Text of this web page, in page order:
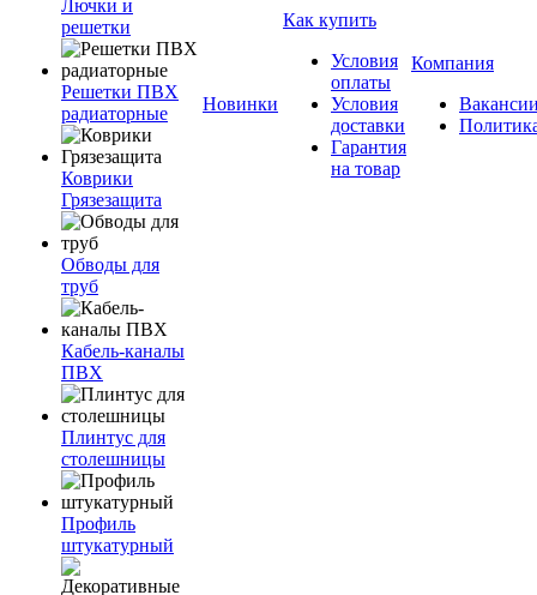
Лючки и
решетки
Решетки ПВХ
радиаторные
Коврики
Грязезащита
Обводы для
труб
Кабель-каналы
ПВХ
Плинтус для
столешницы
Профиль
штукатурный
Новинки
Как купить
Условия
оплаты
Условия
доставки
Гарантия
на товар
Компания